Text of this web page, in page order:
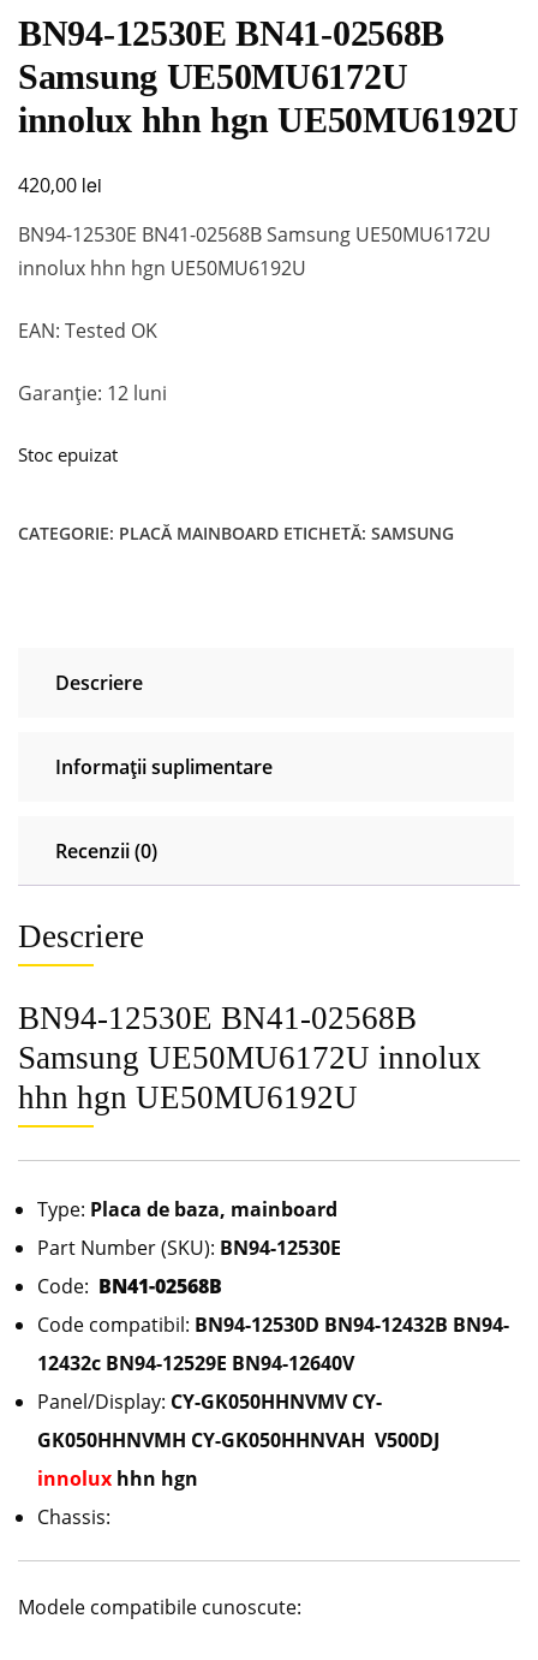
BN94-12530E BN41-02568B
Samsung UE50MU6172U
innolux hhn hgn UE50MU6192U
420,00 lei
BN94-12530E BN41-02568B Samsung UE50MU6172U
innolux hhn hgn UE50MU6192U
EAN: Tested OK
Garanție: 12 luni
Stoc epuizat
CATEGORIE: PLACĂ MAINBOARD ETICHETĂ: SAMSUNG
Descriere
Informații suplimentare
Recenzii (0)
Descriere
BN94-12530E BN41-02568B
Samsung UE50MU6172U innolux
hhn hgn UE50MU6192U
Type: Placa de baza, mainboard
Part Number (SKU): BN94-12530E
Code: BN41-02568B
Code compatibil: BN94-12530D BN94-12432B BN94-
12432c BN94-12529E BN94-12640V
Panel/Display: CY-GK050HHNVMV CY-
GK050HHNVMH CY-GK050HHNVAH V500DJ
innolux hhn hgn
Chassis:
Modele compatibile cunoscute: